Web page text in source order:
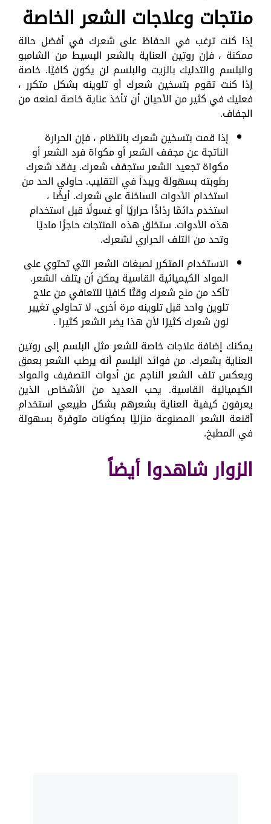
منتجات وعلاجات الشعر الخاصة
إذا كنت ترغب في الحفاظ على شعرك في أفضل حالة
ممكنة ، فإن روتين العناية بالشعر البسيط من الشامبو
والبلسم والتدليك بالزيت والبلسم لن يكون كافيًا. خاصة
إذا كنت تقوم بتسخين شعرك أو تلوينه بشكل متكرر ،
فعليك في كثير من الأحيان أن تأخذ عناية خاصة لمنعه من
الجفاف.
إذا قمت بتسخين شعرك بانتظام ، فإن الحرارة
الناتجة عن مجفف الشعر أو مكواة فرد الشعر أو
مكواة تجعيد الشعر ستجفف شعرك. يفقد شعرك
رطوبته بسهولة ويبدأ في التقليب. حاولي الحد من
استخدام الأدوات الساخنة على شعرك. أيضًا ،
استخدم دائمًا رذاذًا حراريًا أو غسولًا قبل استخدام
هذه الأدوات. ستخلق هذه المنتجات حاجزًا ماديًا
وتحد من التلف الحراري لشعرك.
الاستخدام المتكرر لصبغات الشعر التي تحتوي على
المواد الكيميائية القاسية يمكن أن يتلف الشعر.
تأكد من منح شعرك وقتًا كافيًا للتعافي من علاج
تلوين واحد قبل تلوينه مرة أخرى. لا تحاولي تغيير
لون شعرك كثيرًا لأن هذا يضر الشعر كثيرا .
يمكنك إضافة علاجات خاصة للشعر مثل البلسم إلى روتين
العناية بشعرك. من فوائد البلسم أنه يرطب الشعر بعمق
ويعكس تلف الشعر الناجم عن أدوات التصفيف والمواد
الكيميائية القاسية. يحب العديد من الأشخاص الذين
يعرفون كيفية العناية بشعرهم بشكل طبيعي استخدام
أقنعة الشعر المصنوعة منزليًا بمكونات متوفرة بسهولة
في المطبخ.
الزوار شاهدوا أيضاً